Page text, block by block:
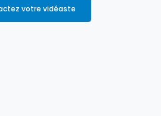
votre vidéaste